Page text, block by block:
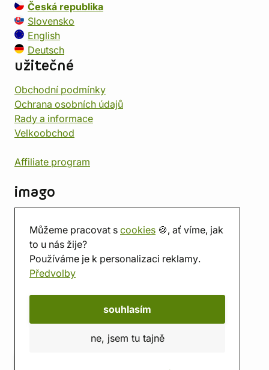
Můžeme pracovat s cookies 🍪, ať víme, jak
to u nás žije?
Používáme je k personalizaci reklamy.
Předvolby
souhlasím
ne, jsem tu tajně
Česká republika
Slovensko
English
Deutsch
užitečné
Obchodní podmínky
Ochrana osobních údajů
Rady a informace
Velkoobchod
Affiliate program
imago
Prodejna
Herna
O nás
Hodnocení obchodu